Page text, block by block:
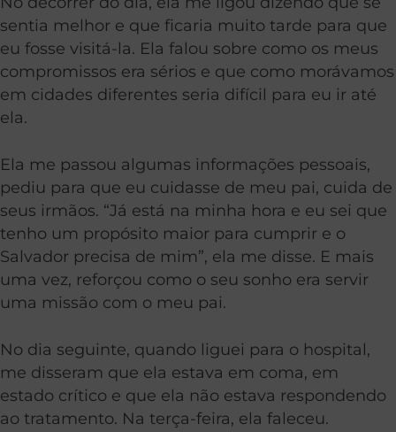
sentia melhor e que ficaria muito tarde para que
eu fosse visitá-la. Ela falou sobre como os meus
compromissos era sérios e que como morávamos
em cidades diferentes seria difícil para eu ir até
ela.
Ela me passou algumas informações pessoais,
pediu para que eu cuidasse de meu pai, cuida de
seus irmãos. “Já está na minha hora e eu sei que
tenho um propósito maior para cumprir e o
Salvador precisa de mim”, ela me disse. E mais
uma vez, reforçou como o seu sonho era servir
uma missão com o meu pai.
No dia seguinte, quando liguei para o hospital,
me disseram que ela estava em coma, em
estado crítico e que ela não estava respondendo
ao tratamento. Na terça-feira, ela faleceu.